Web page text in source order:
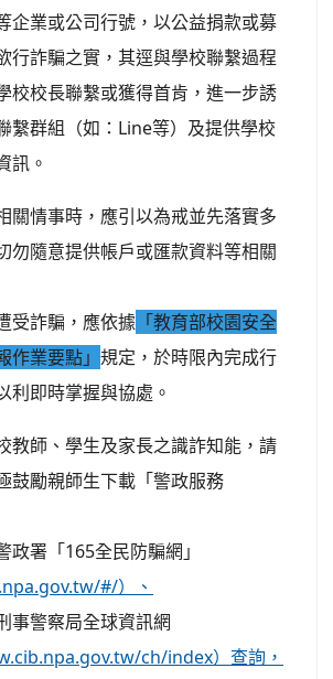
企業或公司行號，以公益捐款或募
行詐騙之實，其逕與學校聯繫過程
校校長聯繫或獲得首肯，進一步誘
繫群組（如：Line等）及提供學校
訊。
關情事時，應引以為戒並先落實多
勿隨意提供帳戶或匯款資料等相關
受詐騙，應依據 「教育部校園安全
作業要點」 規定，於時限內完成行
利即時掌握與協處。
教師、學生及家長之識詐知能，請
鼓勵親師生下載「警政服務
政署「165全民防騙網」
#/）、
事警察局全球資訊網
ch/index）查詢，